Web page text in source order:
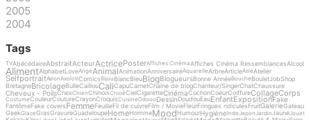
2005
2004
Tags
TVAbécédaireAbstraitActeurActricePosterAffiches CinémaAffiches Cinéma RessemblancesAlcool
AlimentAlphabetLoveAnge AnimalAnimationAnniversaireAquarelleArbreArticleAsieAtelier
SelfportraitAvionAxolotlComicsBijou BlancBleuBlogBlogueursBonne AnnéeBouche BouletJobShop
BretagneBricolageBulleCaillouCaliCapuCarnetChaine de blogChanteur/SingerChatChaussure
Cheveux - PoilsChexChienChinoisChloéCielCigaretteCinémaCochonCoeurCoiffureCollageCorps
CostumeCouleurCoutureCrayonCroquisCuisineDdoooDessinDoudouEauEnfantExpositionFake
FantômeFake coversFemmeFeuilleFil de cuivreFilm / MovieFleurFringues ridiculesFruitGalerieGateau
GeekGlaceGrasGravureGuadeloupeHomeHommeMoodHumourHygièneInde Japon JardinJaune Jouet